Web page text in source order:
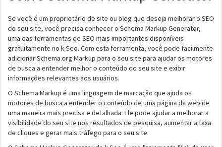
Se você é um proprietário de site ou blog que deseja melhorar o SEO
do seu site, você precisa conhecer o Schema Markup Generator,
uma das ferramentas de SEO mais importantes disponíveis
gratuitamente no k-Seo. Com esta ferramenta, você pode facilmente
adicionar Schema.org Markup para o seu site para ajudar os motores
de busca a entender melhor o conteúdo do seu site e exibir
informações relevantes aos usuários.
O Schema Markup é uma linguagem de marcação que ajuda os
motores de busca a entender o conteúdo de uma página da web de
uma maneira mais precisa e detalhada. Ele pode ajudar a melhorar a
visibilidade do seu site nos resultados de pesquisa, aumentar a taxa
de cliques e gerar mais tráfego para o seu site.